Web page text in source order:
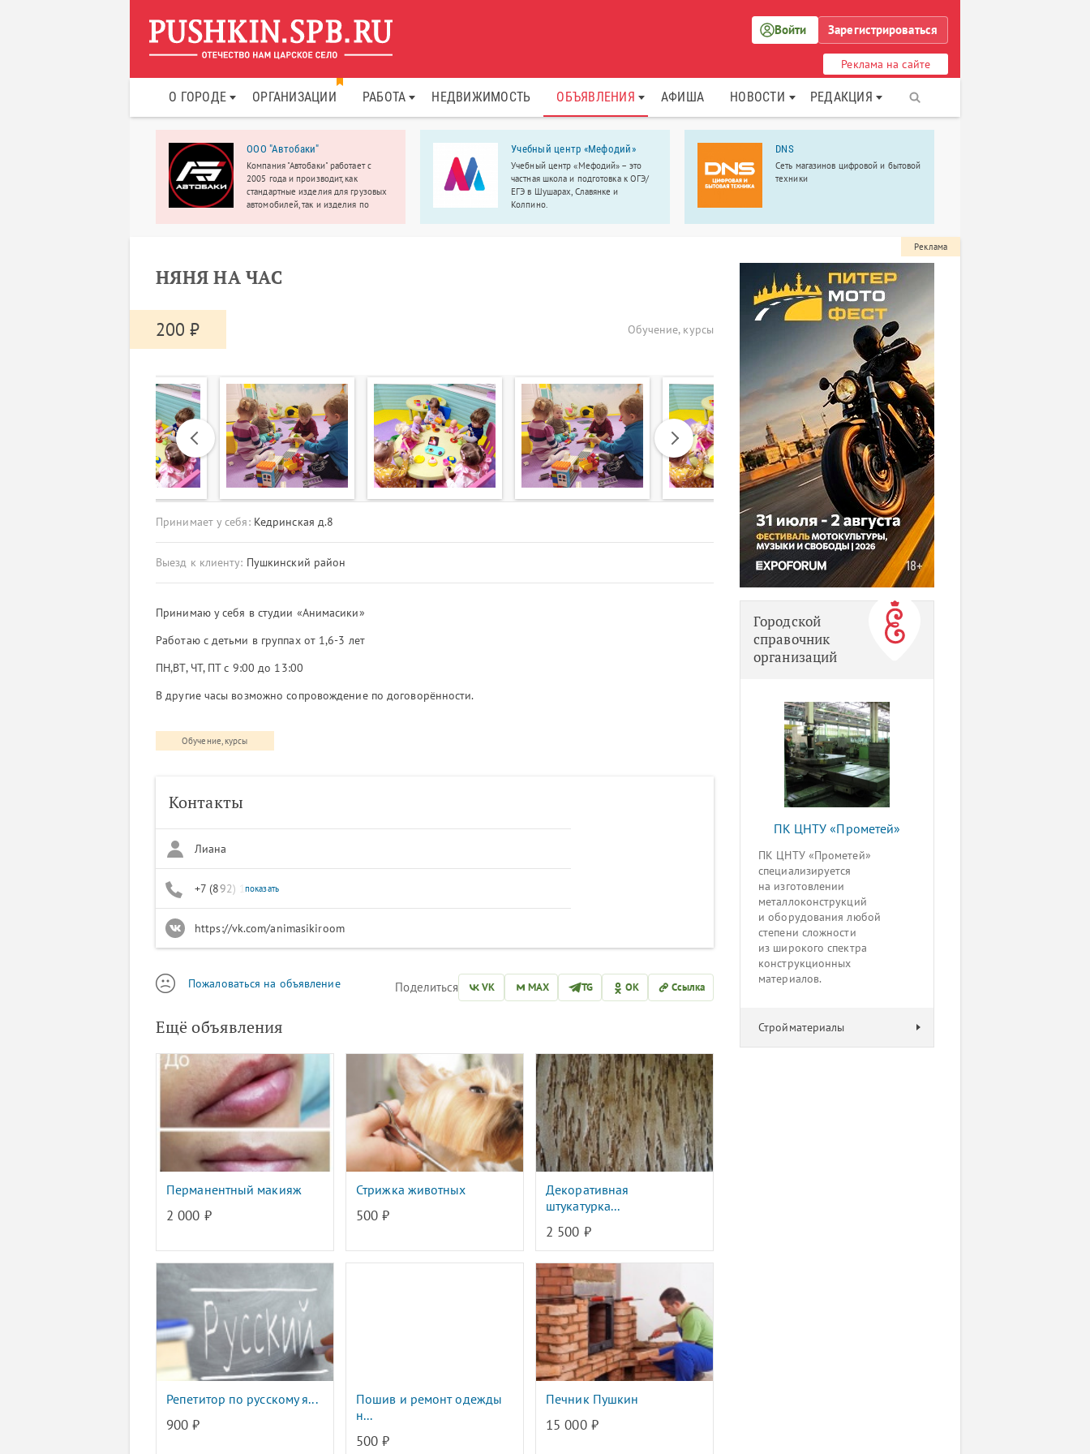
Войти Зарегистрироваться
Реклама на сайте
О ГОРОДЕ ОРГАНИЗАЦИИ РАБОТА НЕДВИЖИМОСТЬ ОБЪЯВЛЕНИЯ АФИША НОВОСТИ РЕДАКЦИЯ
ООО "Автобаки"
Компания "Автобаки" работает с
2005 года и производит, как
стандартные изделия для грузовых
автомобилей, так и изделия по
Учебный центр «Мефодий»
Учебный центр «Мефодий» – это
частная школа и подготовка к ОГЭ/
ЕГЭ в Шушарах, Славянке и
Колпино.
DNS
Сеть магазинов цифровой и бытовой
техники
НЯНЯ НА ЧАС
200 ₽ Обучение, курсы
Previous Next
Принимает у себя:Кедринская д.8
Выезд к клиенту: Пушкинский район
Принимаю у себя в студии «Анимасики»
Работаю с детьми в группах от 1,6-3 лет
ПН,ВТ, ЧТ, ПТ с 9:00 до 13:00
В другие часы возможно сопровождение по договорённости.
Обучение, курсы
Контакты
Лиана
+7 (892) 190-03-18
показать
https://vk.com/animasikiroom
Пожаловаться на объявление Поделиться VK MAX TG OK Ссылка
Ещё объявления
Перманентный макияж
2 000 ₽
Стрижка животных
500 ₽
Декоративная
штукатурка...
2 500 ₽
Репетитор по русскому я...
900 ₽
Пошив и ремонт одежды
н...
500 ₽
Печник Пушкин
15 000 ₽
Реклама
Городской
справочник
организаций
ПК ЦНТУ «Прометей»
ПК ЦНТУ «Прометей»
специализируется
на изготовлении
металлоконструкций
и оборудования любой
степени сложности
из широкого спектра
конструкционных
материалов.
Стройматериалы